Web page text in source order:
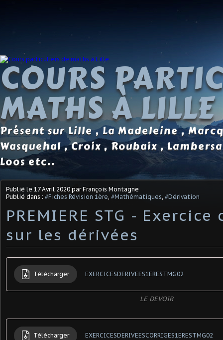
COURS
MATHS À LILLE
Présent sur Lille , La Madeleine ,
Wasquehal , Croix , Roubaix ,
Loos etc..
Publié le 17 Avril 2020 par François Montagne
Publié dans : #Fiches Révision 1ère #Mathématiques #Dérivation
PREMIERE STG -
sur les dérivées
Télécharger EXERCICESDERIVEES1ERESTMG02
LE DEVOIR
Télécharger EXERCICESDERIVEESCORRIGES1ERESTMG02